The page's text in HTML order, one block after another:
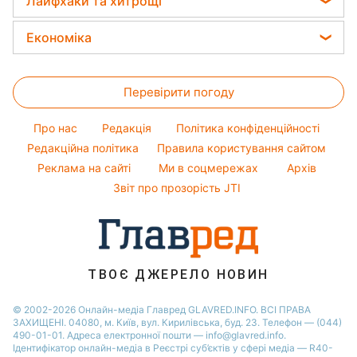
Новини Львова
Новини Дніпра
Новини Харкова
Головоломки
Віталій Козловський
Потап
Філіп Кіркоров
Олена Зеленська
Ані Лорак
Кейт Міддлтон
Фарбування волосся
Гарний манікюр
Поради від Андре Тана
Прання
Кімнатні рослини
Усе про сало
Прибирання
Авто
Економіка
Грошова допомога
Тарифи
Курс валют
Перевірити погоду
Про нас Редакція
Політика конфіденційності
Редакційна політика
Правила користування сайтом
Реклама на сайті
Ми в соцмережах
Архів
Звіт про прозорість JTI
ТВОЄ ДЖЕРЕЛО НОВИН
© 2002-2026 Онлайн-медіа Главред GLAVRED.INFO. ВСІ ПРАВА
ЗАХИЩЕНІ. 04080, м. Київ, вул. Кирилівська, буд. 23. Телефон — (044)
490-01-01. Адреса електронної пошти — info@glavred.info.
Ідентифікатор онлайн-медіа в Реєстрі суб’єктів у сфері медіа — R40-